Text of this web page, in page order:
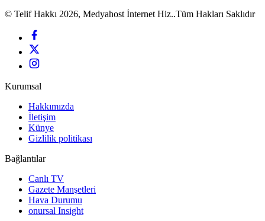
© Telif Hakkı 2026, Medyahost İnternet Hiz..Tüm Hakları Saklıdır
Kurumsal
Hakkımızda
İletişim
Künye
Gizlilik politikası
Bağlantılar
Canlı TV
Gazete Manşetleri
Hava Durumu
onursal Insight